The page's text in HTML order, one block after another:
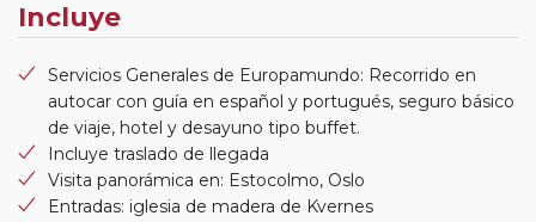
Incluye
Servicios Generales de Europamundo: Recorrido en
autocar con guía en español y portugués, seguro básico
de viaje, hotel y desayuno tipo buffet.
Incluye traslado de llegada
Visita panorámica en: Estocolmo, Oslo
Entradas: iglesia de madera de Kvernes